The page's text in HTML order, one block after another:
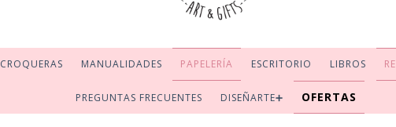
CROQUERAS MANUALIDADES PAPELERÍA ESCRITORIO LIBROS
PREGUNTAS FRECUENTES DISEÑARTE➕ OFERTAS